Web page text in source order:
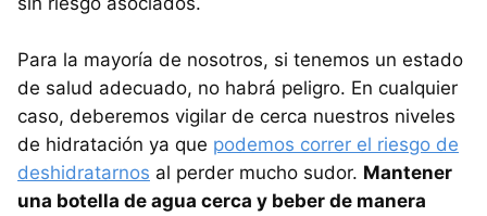
Para la mayoría de nosotros, si tenemos un estado
de salud adecuado, no habrá peligro. En cualquier
caso, deberemos vigilar de cerca nuestros niveles
de hidratación ya que podemos correr el riesgo de
deshidratarnos al perder mucho sudor. Mantener
una botella de agua cerca y beber de manera